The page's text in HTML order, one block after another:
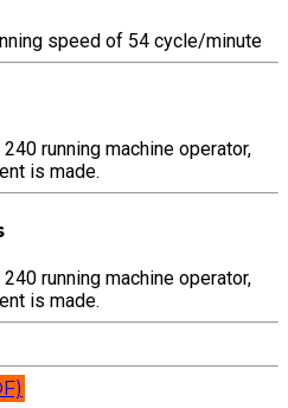
speed of 54 cycle/minute
running machine operator,
is made.
running machine operator,
is made.